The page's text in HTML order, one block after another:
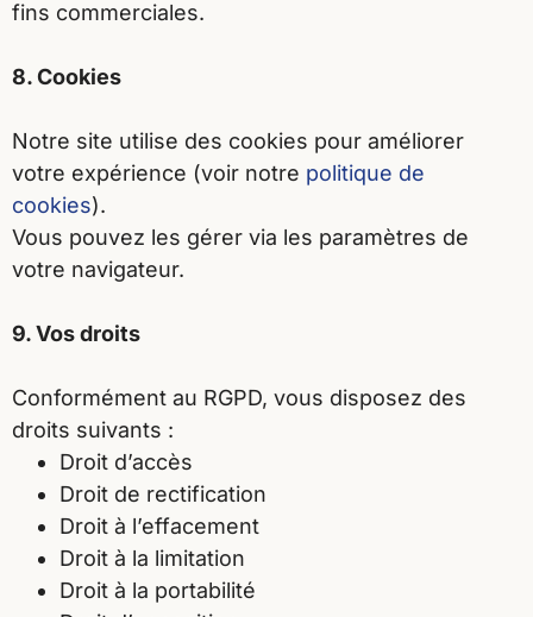
fins commerciales.
8. Cookies
Notre site utilise des cookies pour améliorer
votre expérience (voir notre politique de
cookies).
Vous pouvez les gérer via les paramètres de
votre navigateur.
9. Vos droits
Conformément au RGPD, vous disposez des
droits suivants :
Droit d’accès
Droit de rectification
Droit à l’effacement
Droit à la limitation
Droit à la portabilité